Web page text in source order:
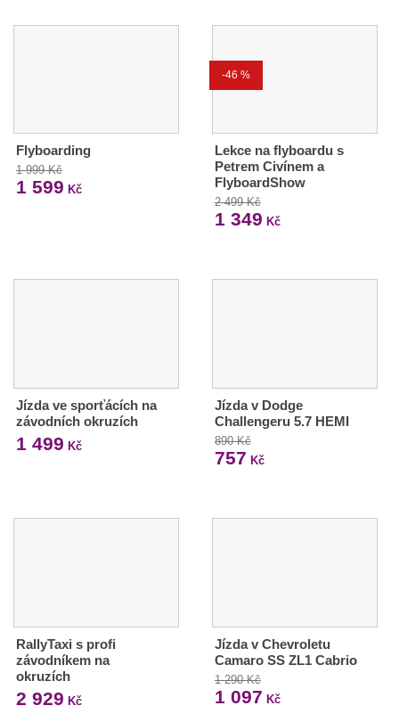
Flyboarding
1 999 Kč
1 599 Kč
-46 %
Lekce na flyboardu s
Petrem Civínem a
FlyboardShow
2 499 Kč
1 349 Kč
Jízda ve sporťácích na
závodních okruzích
1 499 Kč
Jízda v Dodge
Challengeru 5.7 HEMI
890 Kč
757 Kč
RallyTaxi s profi
závodníkem na
okruzích
2 929 Kč
Jízda v Chevroletu
Camaro SS ZL1 Cabrio
1 290 Kč
1 097 Kč